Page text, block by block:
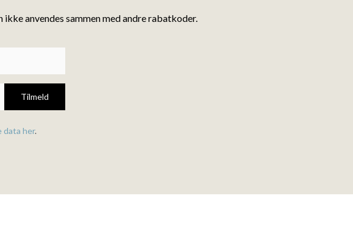
anvendes sammen med andre rabatkoder.
Tilmeld
data her.